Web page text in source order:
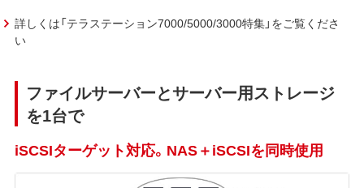
詳しくは「テラステーション7000/5000/3000特集」をご覧くださ
い
ファイルサーバーとサーバー用ストレージ
を1台で
iSCSIターゲット対応。NAS＋iSCSIを同時使用